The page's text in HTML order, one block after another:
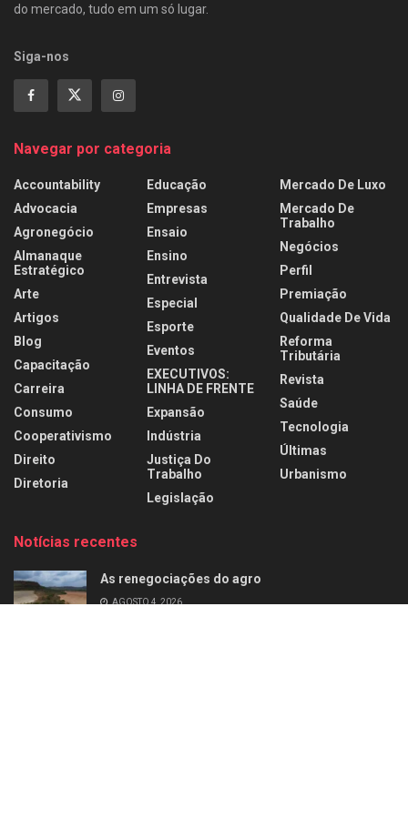
do mercado, tudo em um só lugar.
Siga-nos
Navegar por categoria
Accountability
Advocacia
Agronegócio
Almanaque
Estratégico
Arte
Artigos
Blog
Capacitação
Carreira
Consumo
Cooperativismo
Direito
Diretoria
Educação
Empresas
Ensaio
Ensino
Entrevista
Especial
Esporte
Eventos
EXECUTIVOS:
LINHA DE FRENTE
Expansão
Indústria
Justiça Do
Trabalho
Legislação
Mercado De Luxo
Mercado De
Trabalho
Negócios
Perfil
Premiação
Qualidade De Vida
Reforma
Tributária
Revista
Saúde
Tecnologia
Últimas
Urbanismo
Notícias recentes
As renegociações do agro
AGOSTO 4, 2026